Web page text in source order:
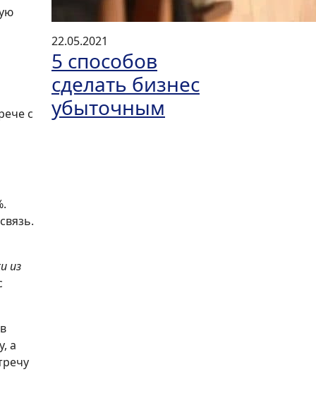
с
из
а
22.05.2021
5 способов
сделать бизнес
убыточным